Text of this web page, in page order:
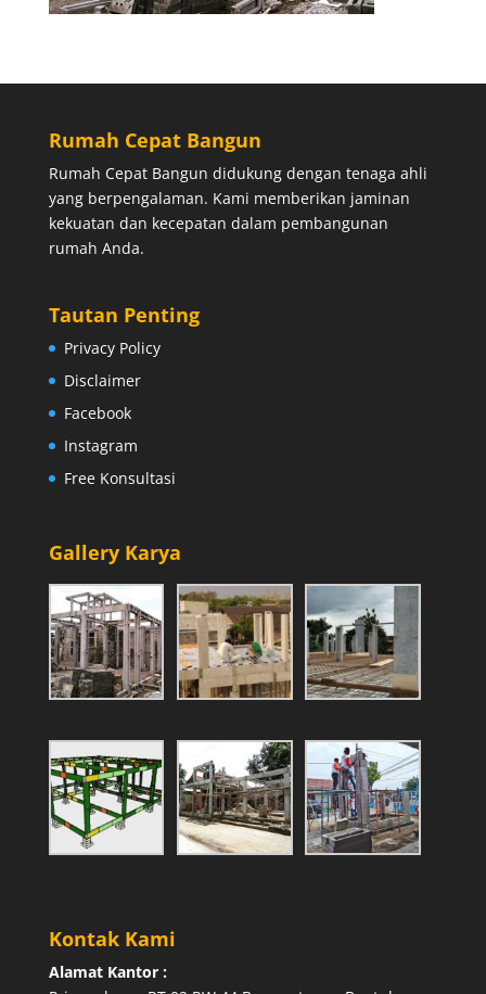
Rumah Cepat Bangun
Rumah Cepat Bangun didukung dengan tenaga ahli
yang berpengalaman. Kami memberikan jaminan
kekuatan dan kecepatan dalam pembangunan
rumah Anda.
Tautan Penting
Privacy Policy
Disclaimer
Facebook
Instagram
Free Konsultasi
Gallery Karya
Kontak Kami
Alamat Kantor :